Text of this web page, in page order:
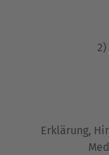
2)
Erklärung,